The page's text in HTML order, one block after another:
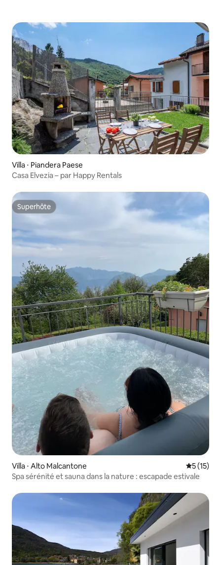
Villa ⋅ Piandera Paese
Casa Elvezia – par Happy Rentals
Superhôte
Superhôte
Villa ⋅ Alto Malcantone
5 (15)
Spa sérénité et sauna dans la nature : escapade estivale